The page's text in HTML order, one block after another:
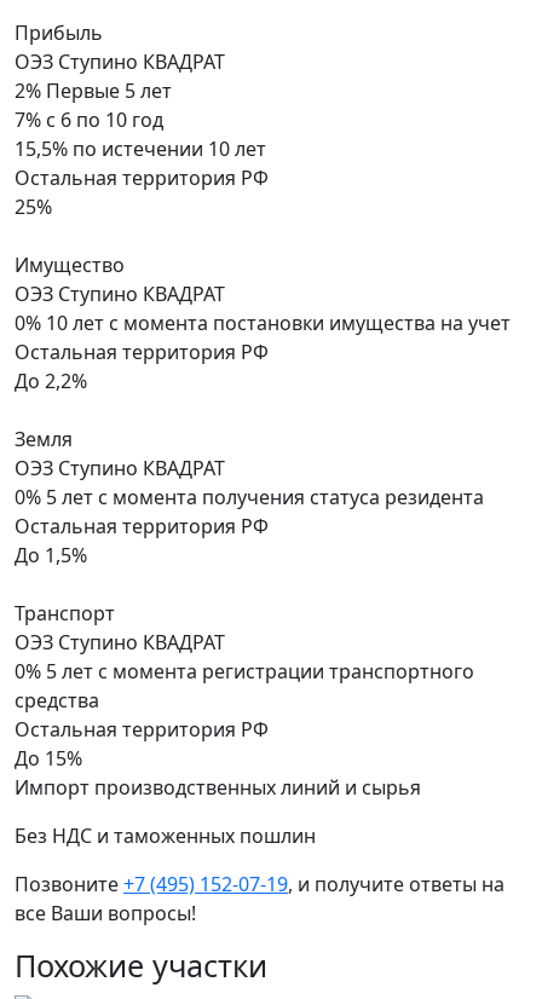
Прибыль
ОЭЗ Ступино КВАДРАТ
2% Первые 5 лет
7% с 6 по 10 год
15,5% по истечении 10 лет
Остальная территория РФ
25%
Имущество
ОЭЗ Ступино КВАДРАТ
0% 10 лет с момента постановки имущества на учет
Остальная территория РФ
До 2,2%
Земля
ОЭЗ Ступино КВАДРАТ
0% 5 лет с момента получения статуса резидента
Остальная территория РФ
До 1,5%
Транспорт
ОЭЗ Ступино КВАДРАТ
0% 5 лет с момента регистрации транспортного
средства
Остальная территория РФ
До 15%
Импорт производственных линий и сырья
Без НДС и таможенных пошлин
Позвоните+7 (495) 152-07-19, и получите ответы на
все Ваши вопросы!
Похожие участки